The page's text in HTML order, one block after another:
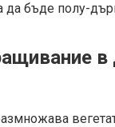
да бъде полу-